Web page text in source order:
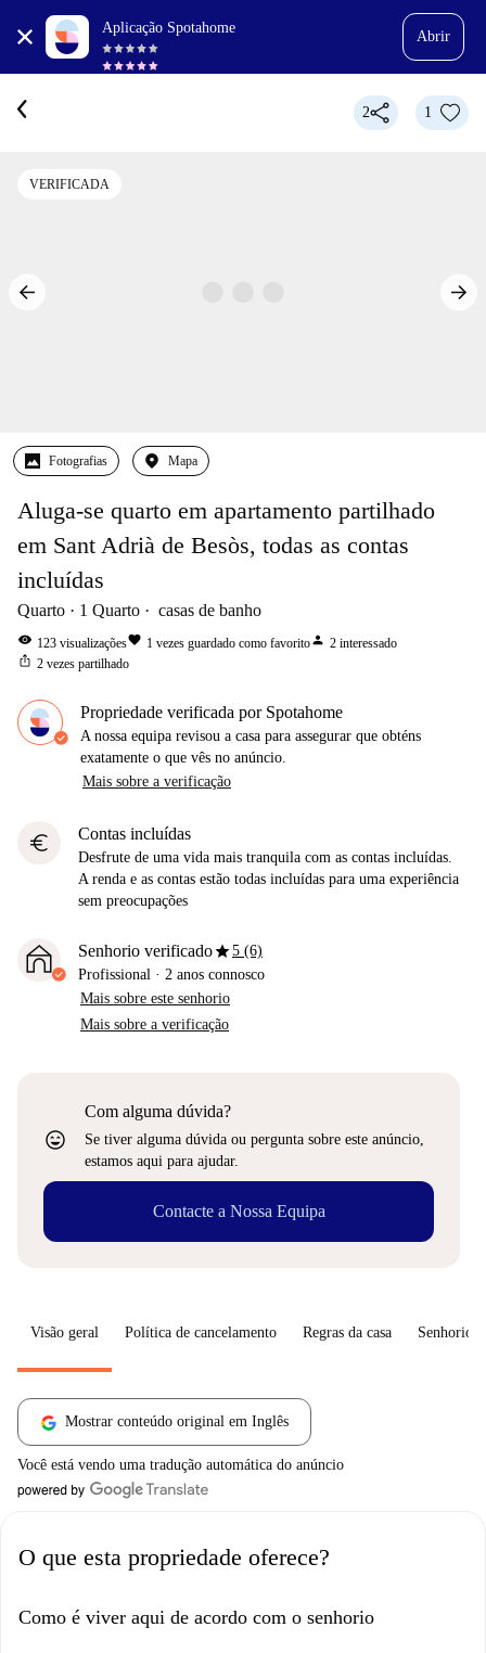
Aplicação Spotahome
Abrir
2 1
VERIFICADA
Fotografias Mapa
Aluga-se quarto em apartamento partilhado
em Sant Adrià de Besòs, todas as contas
incluídas
Quarto 1 Quarto casas de banho
visibility 123 visualizaçõesfavorite 1 vezes guardado como favoritoperson 2 interessado
ios_share 2 vezes partilhado
Propriedade verificada por Spotahome
A nossa equipa revisou a casa para assegurar que obténs
exatamente o que vês no anúncio.
Mais sobre a verificação
euro Contas incluídas
Desfrute de uma vida mais tranquila com as contas incluídas.
A renda e as contas estão todas incluídas para uma experiência
sem preocupações
Senhorio verificadostar5 (6)
Profissional · 2 anos connosco
Mais sobre este senhorio
Mais sobre a verificação
sentiment_very_satisfied
Com alguma dúvida?
Se tiver alguma dúvida ou pergunta sobre este anúncio,
estamos aqui para ajudar.
Contacte a Nossa Equipa
Visão geral Política de cancelamento Regras da casa Senhorio
Mostrar conteúdo original em Inglês
Você está vendo uma tradução automática do anúncio
O que esta propriedade oferece?
Como é viver aqui de acordo com o senhorio